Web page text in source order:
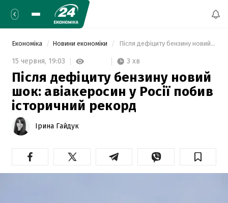
Економіка Новини економіки Після дефіциту бензину новий шок: авіакеросин у Росії побив історичний рекорд
15 червня, 19:03 3 хв
Після дефіциту бензину новий
шок: авіакеросин у Росії побив
історичний рекорд
Ірина Гайдук